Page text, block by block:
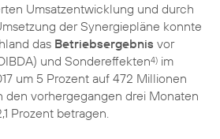
Umsatzentwicklung und durch
der Synergiepläne konnte
das Betriebsergebnis vor
und Sondereffekten4) im
um 5 Prozent auf 472 Millionen
den vorhergegangen drei Monaten
Prozent betragen.